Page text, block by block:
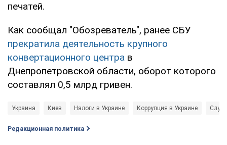
печатей.
Как сообщал "Обозреватель", ранее СБУ
прекратила деятельность крупного
конвертационного центра в
Днепропетровской области, оборот которого
составлял 0,5 млрд гривен.
Украина Киев Налоги в Украине Коррупция в Украине
Редакционная политика